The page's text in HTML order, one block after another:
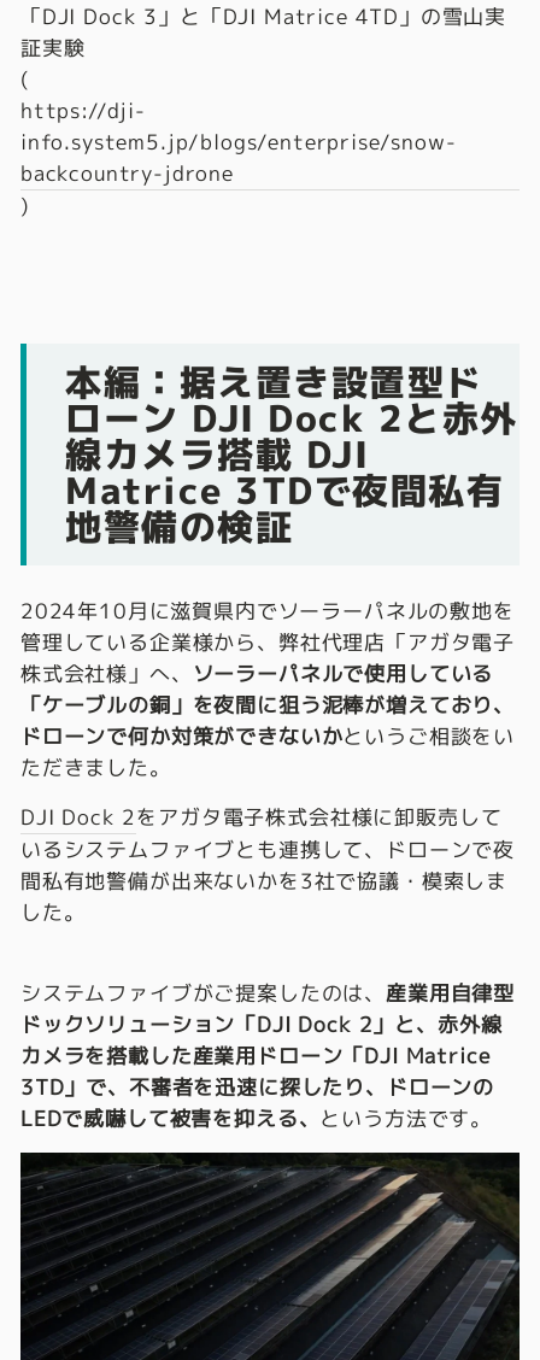
「DJI Dock 3」と「DJI Matrice 4TD」の雪山実
証実験
(
https://dji-
info.system5.jp/blogs/enterprise/snow-
backcountry-jdrone
)
本編：据え置き設置型ド
ローン DJI Dock 2と赤外
線カメラ搭載 DJI
Matrice 3TDで夜間私有
地警備の検証
2024年10月に滋賀県内でソーラーパネルの敷地を
管理している企業様から、弊社代理店「アガタ電子
株式会社様」へ、
ソーラーパネルで使用している
「ケーブルの銅」を夜間に狙う泥棒が増えており、
ドローンで何か対策ができないかというご相談をい
ただきました。
DJI Dock 2をアガタ電子株式会社様に卸販売して
いるシステムファイブとも連携して、ドローンで夜
間私有地警備が出来ないかを3社で協議・模索しま
した。
システムファイブがご提案したのは、産業用自律型
ドックソリューション「DJI Dock 2」と、赤外線
カメラを搭載した産業用ドローン「DJI Matrice
3TD」で、不審者を迅速に探したり、ドローンの
LEDで威嚇して被害を抑える、 という方法です。